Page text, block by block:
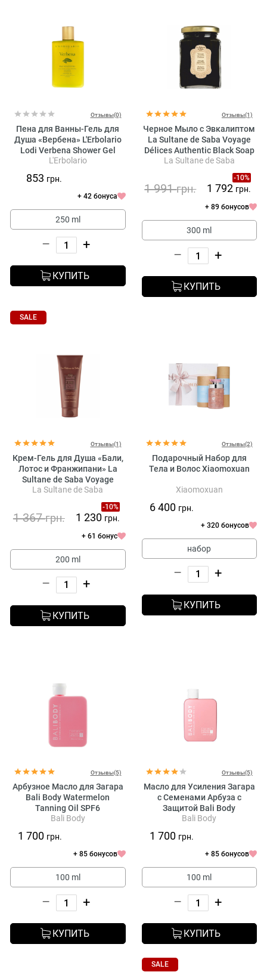
Отзывы(0)
Пена для Ванны-Гель для
Душа «Вербена» L'Erbolario
Lodi Verbena Shower Gel
L'Erbolario
853 грн.
+ 42 бонуса
250 ml
– +
КУПИТЬ
Отзывы(1)
Черное Мыло с Эвкалиптом
La Sultane de Saba Voyage
Délices Authentic Black Soap
Eucalyptus
La Sultane de Saba
-10%
1 991грн. 1 792 грн.
+ 89 бонусов
300 ml
– +
КУПИТЬ
SALE
Отзывы(1)
Крем-Гель для Душа «Бали,
Лотос и Франжипани» La
Sultane de Saba Voyage
Balinais Shower Cream Lotus
and Frangipani Flowers
La Sultane de Saba
-10%
1 367грн. 1 230 грн.
+ 61 бонус
200 ml
– +
КУПИТЬ
Отзывы(2)
Подарочный Набор для
Тела и Волос Xiaomoxuan
Xiaomoxuan
6 400 грн.
+ 320 бонусов
набор
– +
КУПИТЬ
Отзывы(5)
Арбузное Масло для Загара
Bali Body Watermelon
Tanning Oil SPF6
Bali Body
1 700 грн.
+ 85 бонусов
100 ml
– +
КУПИТЬ
Отзывы(5)
Масло для Усиления Загара
с Семенами Арбуза с
Защитой Bali Body
Watermelon Tanning Oil
Bali Body
1 700 грн.
+ 85 бонусов
100 ml
– +
КУПИТЬ
SALE